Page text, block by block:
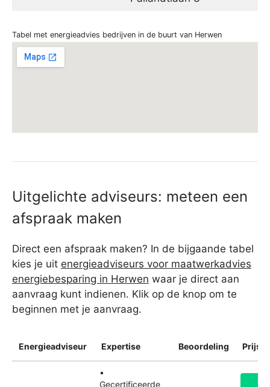
Tabel met energieadvies bedrijven in de buurt van Herwen
Uitgelichte adviseurs: meteen een
afspraak maken
Direct een afspraak maken? In de bijgaande tabel
kies je uit energieadviseurs voor maatwerkadvies
energiebesparing in Herwen waar je direct aan
aanvraag kunt indienen. Klik op de knop om te
beginnen met je aanvraag.
Energieadviseur Expertise Beoordeling
•
Gecertificeerde